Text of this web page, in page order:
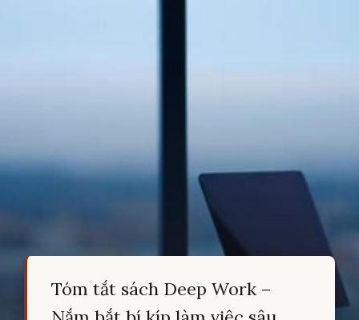
Tóm tắt sách Deep Work –